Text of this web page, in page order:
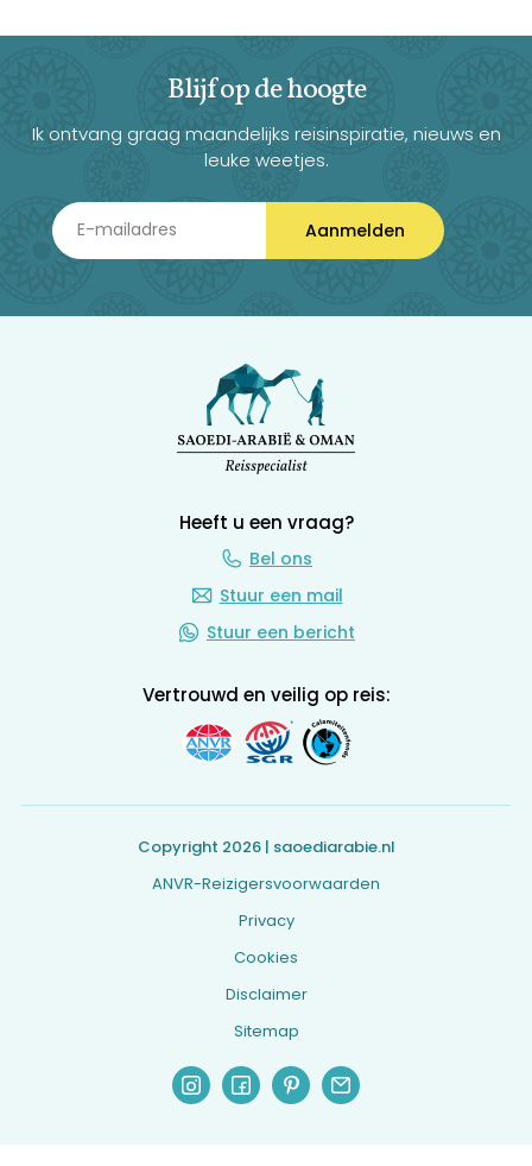
Blijf op de hoogte
Ik ontvang graag maandelijks reisinspiratie, nieuws en
leuke weetjes.
Aanmelden
Heeft u een vraag?
Bel ons
Stuur een mail
Stuur een bericht
Vertrouwd en veilig op reis:
Copyright 2026 | saoediarabie.nl
ANVR-Reizigersvoorwaarden
Privacy
Cookies
Disclaimer
Sitemap